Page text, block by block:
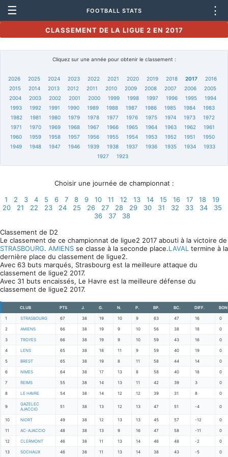
☰ FOOTBALL STATS ⋮
CLASSEMENT DE LA LIGUE 2 EN 2017
Cliquez sur une année pour obtenir le classement :
2026 2025 2024 2023 2022 2021 2020 2019 2018 2017
2016
2015
2014 2013 2012 2011 2010 2009 2008 2007 2006
2005
2004
2003 2002 2001 2000 1999 1998 1997 1996 1995
1994
1993
1992 1991 1990 1989 1988 1987 1986 1985 1984
1983
1982
1981 1980 1979 1978 1977 1976 1975 1974 1973
1972
1971
1970 1969 1968 1967 1966 1965 1964 1963 1962
1961
1960
1959 1958 1957 1956 1955 1954 1953 1952 1951
1950
1949
1948 1947 1946 1939 1938 1937 1936 1935 1934
1933
1927
1923
Choisir une journée de championnat :
1
2 3 4 5 6 7 8 9 10 11 12 13 14 15 16 17 18
19
20
21 22 23 24 25 26 27 28 29 30 31 32 33 34
35
36
37
38
Classement de D2
Le classement de ce championnat de ligue2 2017 abouti à la victoire de
STRASBOURG. AMIENS se classe à la seconde place.LAVAL termine à la
dernière place du classement de ligue2.
Avec 63 buts marqués, Strasbourg est la meilleure attaque du
classement de ligue2 2017.
Avec 31 buts encaissés, Le Havre est la meilleure défense du
classement de ligue2 2017.
CLUB PTS J. G. N. P. BP. BC. DIFF. BON
1 STRASBOURG 67 38 19 10 9 63 47 16 0
2 AMIENS 66 38 19 9 10 56 38 18 0
3 TROYES 66 38 19 9 10 59 43 16 0
4 LENS 65 38 18 11 9 59 40 19 0
5 BREST 65 38 19 8 11 58 44 14 0
6 NIMES 64 38 17 13 8 58 40 18 0
7 REIMS 55 38 14 13 11 42 39 3 0
8 LE HAVRE 54 38 14 12 12 39 31 8 0
9
GAZELEC
AJACCIO
51 38 13 12 13 47 51 -4 0
10 NIORT 49 38 12 13 13 45 57 -12 0
11 AC-AJACCIO 48 38 13 9 16 47 58 -11 0
12 CLERMONT 46 38 11 13 14 46 48 -2 0
13 SOCHAUX 46 38 11 13 14 38 43 -5 0